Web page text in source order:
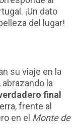
¡Un dato
del lugar!
su viaje en la
la
final
frente al
en el Monte de